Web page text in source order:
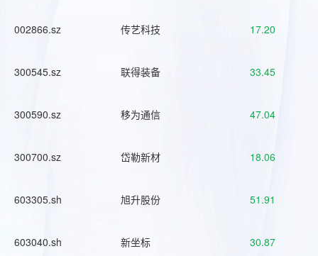
002866.sz 传艺科技 17.20
300545.sz 联得装备 33.45
300590.sz 移为通信 47.04
300700.sz 岱勒新材 18.06
603305.sh 旭升股份 51.91
603040.sh 新坐标 30.87